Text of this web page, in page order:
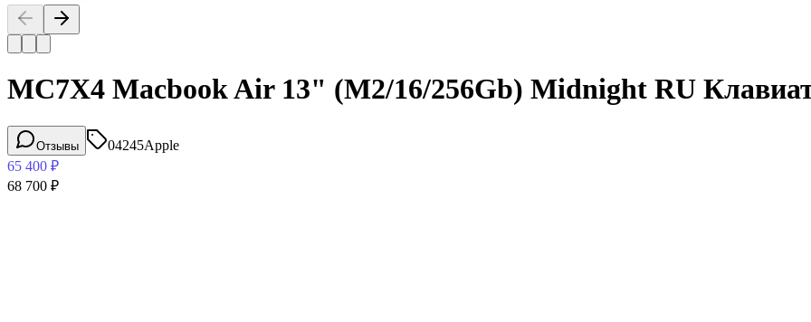
MC7X4 Macbook Air 13" (M2/16/256Gb) Midnight RU
Отзывы 04245Apple
65 400 ₽
68 700 ₽